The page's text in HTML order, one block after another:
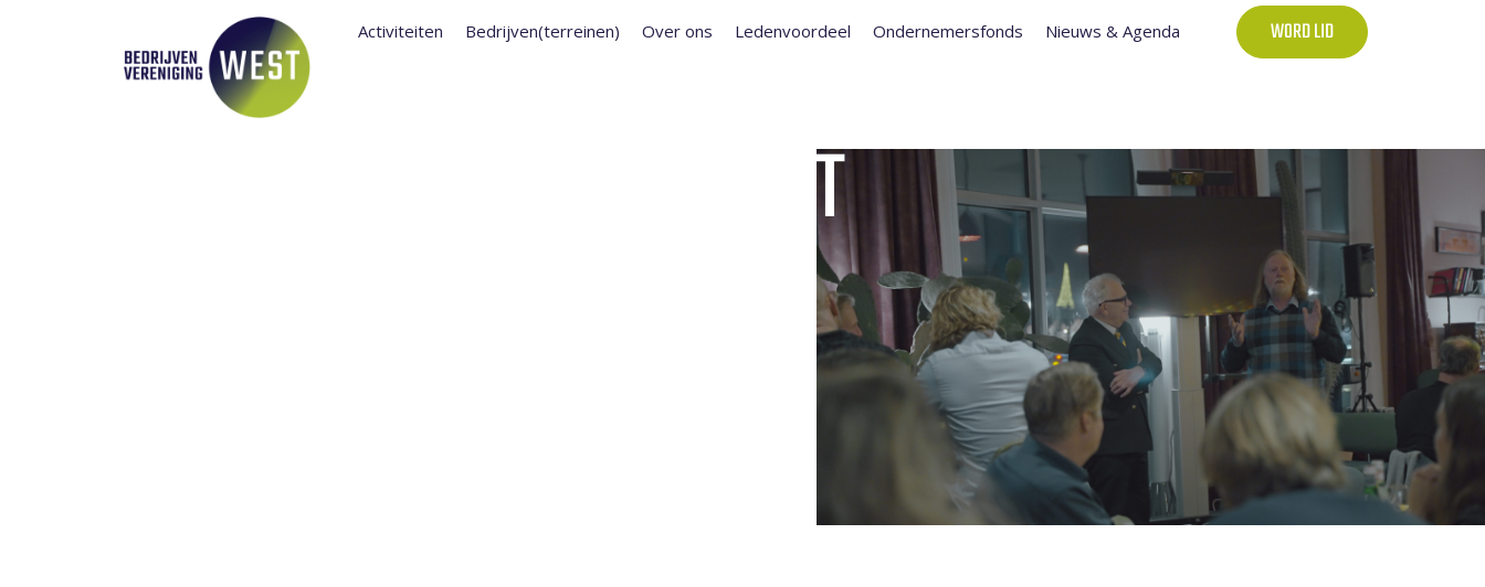
Activiteiten Bedrijven(terreinen) Over ons Ledenvoordeel Ondernemersfonds Nieuws & Agenda WORD LID
TERUGBLIK 12 DEC I WEST